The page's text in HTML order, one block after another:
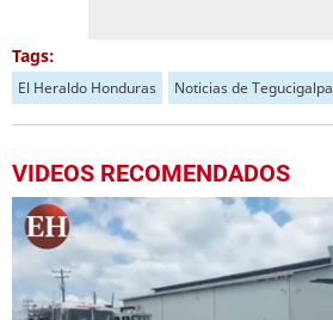
Tags:
El Heraldo Honduras Noticias de Tegucigalpa
VIDEOS RECOMENDADOS